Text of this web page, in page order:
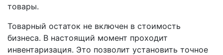
товары.
Товарный остаток не включен в стоимость
бизнеса. В настоящий момент проходит
инвентаризация. Это позволит установить точное